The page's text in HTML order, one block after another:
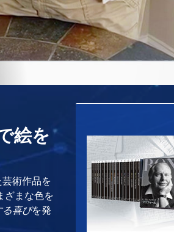
絵を
術作品を
ざまな色を
喜びを発